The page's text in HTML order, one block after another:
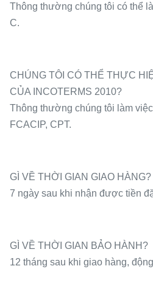
Thông thường chúng tôi có thể
C.
CHÚNG TÔI CÓ THỂ THỰC
CỦA INCOTERMS 2010?
Thông thường chúng tôi làm
FCACIP, CPT.
GÌ VỀ THỜI GIAN GIAO HÀNG?
7 ngày sau khi nhận được tiền
GÌ VỀ THỜI GIAN BẢO HÀNH?
12 tháng sau khi giao hàng,